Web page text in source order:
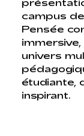
campus
Pensée
univers
étudiante,
inspirant.